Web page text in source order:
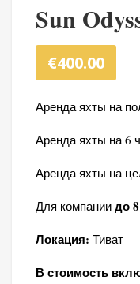
Sun
€400.00
Аренда яхты на
Аренда яхты на 6
Аренда яхты на
Для компании до
Локация: Тиват
В стоимость